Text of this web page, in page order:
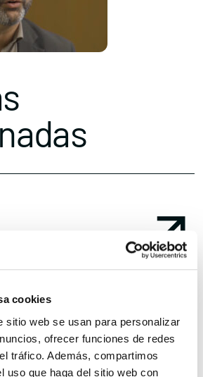
cookies
sitio web se usan para personalizar
ofrecer funciones de redes
tráfico. Además, compartimos
uso que haga del sitio web con